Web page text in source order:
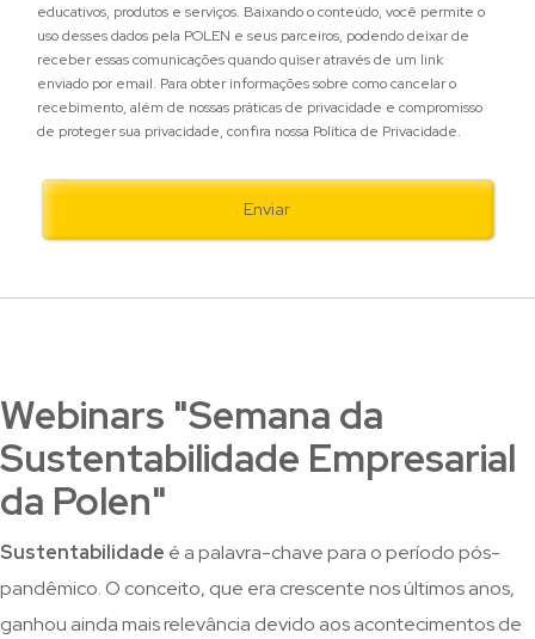
educativos, produtos e serviços. Baixando o conteúdo, você permite o
uso desses dados pela POLEN e seus parceiros, podendo deixar de
receber essas comunicações quando quiser através de um link
enviado por email. Para obter informações sobre como cancelar o
recebimento, além de nossas práticas de privacidade e compromisso
de proteger sua privacidade, confira nossa Política de Privacidade.
Webinars "Semana da
Sustentabilidade Empresarial
da Polen"
Sustentabilidade é a palavra-chave para o período pós-
pandêmico. O conceito, que era crescente nos últimos anos,
ganhou ainda mais relevância devido aos acontecimentos de